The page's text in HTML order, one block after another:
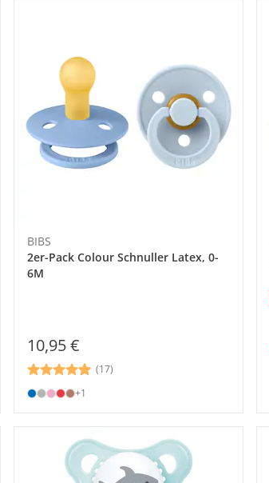
BIBS
2er-Pack Colour Schnuller Latex, 0-
6M
10,95 €
(17)
+1